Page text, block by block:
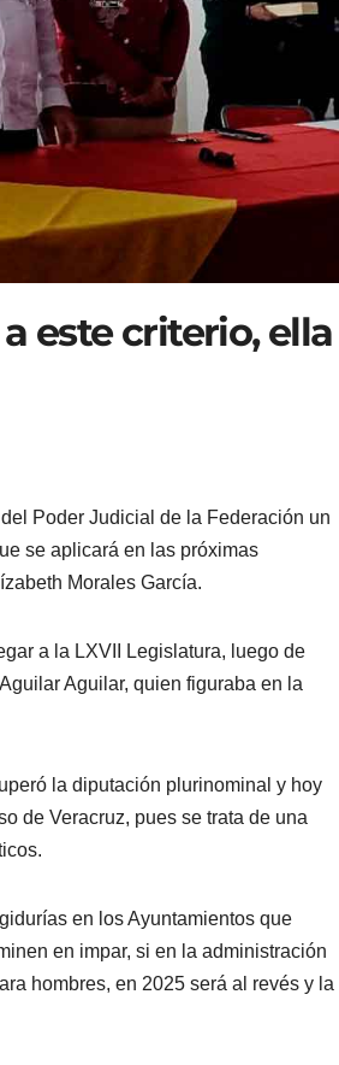
este criterio, ella
Poder Judicial de la Federación un
se aplicará en las próximas
Morales García.
a la LXVII Legislatura, luego de
Aguilar, quien figuraba en la
la diputación plurinominal y hoy
de Veracruz, pues se trata de una
en los Ayuntamientos que
en impar, si en la administración
hombres, en 2025 será al revés y la